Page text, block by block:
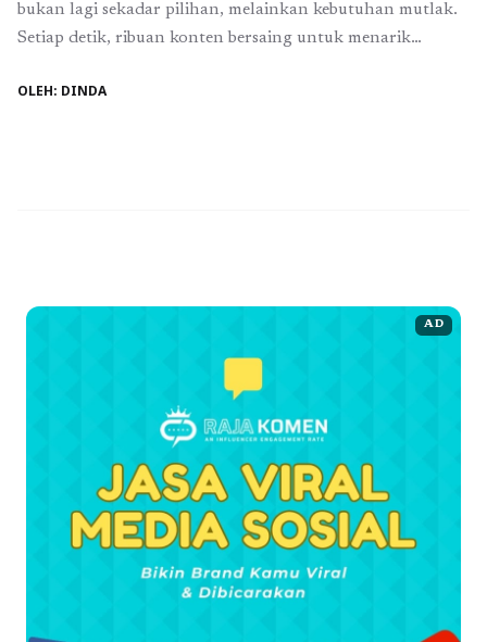
bukan lagi sekadar pilihan, melainkan kebutuhan mutlak.
Setiap detik, ribuan konten bersaing untuk menarik
peluang bisnis Anda dikenal, dipercaya, dan menghasilkan
OLEH: DINDA
AD